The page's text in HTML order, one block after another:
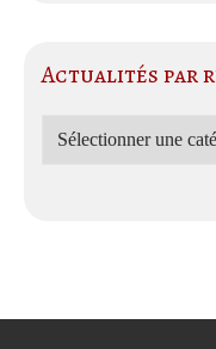
Actualités par
Actualités